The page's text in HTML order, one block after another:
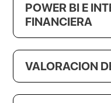
POWER BI E
FINANCIERA
VALORACION